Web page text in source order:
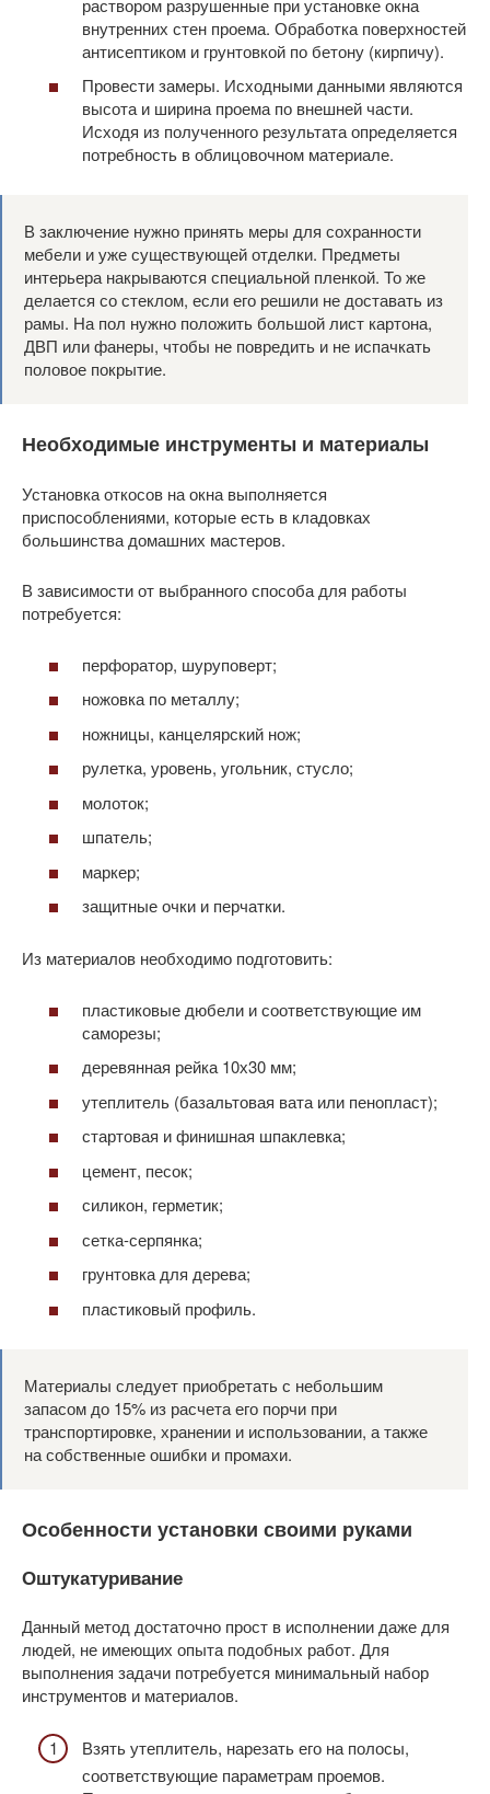
раствором разрушенные при установке окна
внутренних стен проема. Обработка поверхностей
антисептиком и грунтовкой по бетону (кирпичу).
Провести замеры. Исходными данными являются
высота и ширина проема по внешней части.
Исходя из полученного результата определяется
потребность в облицовочном материале.
В заключение нужно принять меры для сохранности
мебели и уже существующей отделки. Предметы
интерьера накрываются специальной пленкой. То же
делается со стеклом, если его решили не доставать из
рамы. На пол нужно положить большой лист картона,
ДВП или фанеры, чтобы не повредить и не испачкать
половое покрытие.
Необходимые инструменты и материалы
Установка откосов на окна выполняется
приспособлениями, которые есть в кладовках
большинства домашних мастеров.
В зависимости от выбранного способа для работы
потребуется:
перфоратор, шуруповерт;
ножовка по металлу;
ножницы, канцелярский нож;
рулетка, уровень, угольник, стусло;
молоток;
шпатель;
маркер;
защитные очки и перчатки.
Из материалов необходимо подготовить:
пластиковые дюбели и соответствующие им
саморезы;
деревянная рейка 10х30 мм;
утеплитель (базальтовая вата или пенопласт);
стартовая и финишная шпаклевка;
цемент, песок;
силикон, герметик;
сетка-серпянка;
грунтовка для дерева;
пластиковый профиль.
Материалы следует приобретать с небольшим
запасом до 15% из расчета его порчи при
транспортировке, хранении и использовании, а также
на собственные ошибки и промахи.
Особенности установки своими руками
Оштукатуривание
Данный метод достаточно прост в исполнении даже для
людей, не имеющих опыта подобных работ. Для
выполнения задачи потребуется минимальный набор
инструментов и материалов.
Взять утеплитель, нарезать его на полосы,
соответствующие параметрам проемов.